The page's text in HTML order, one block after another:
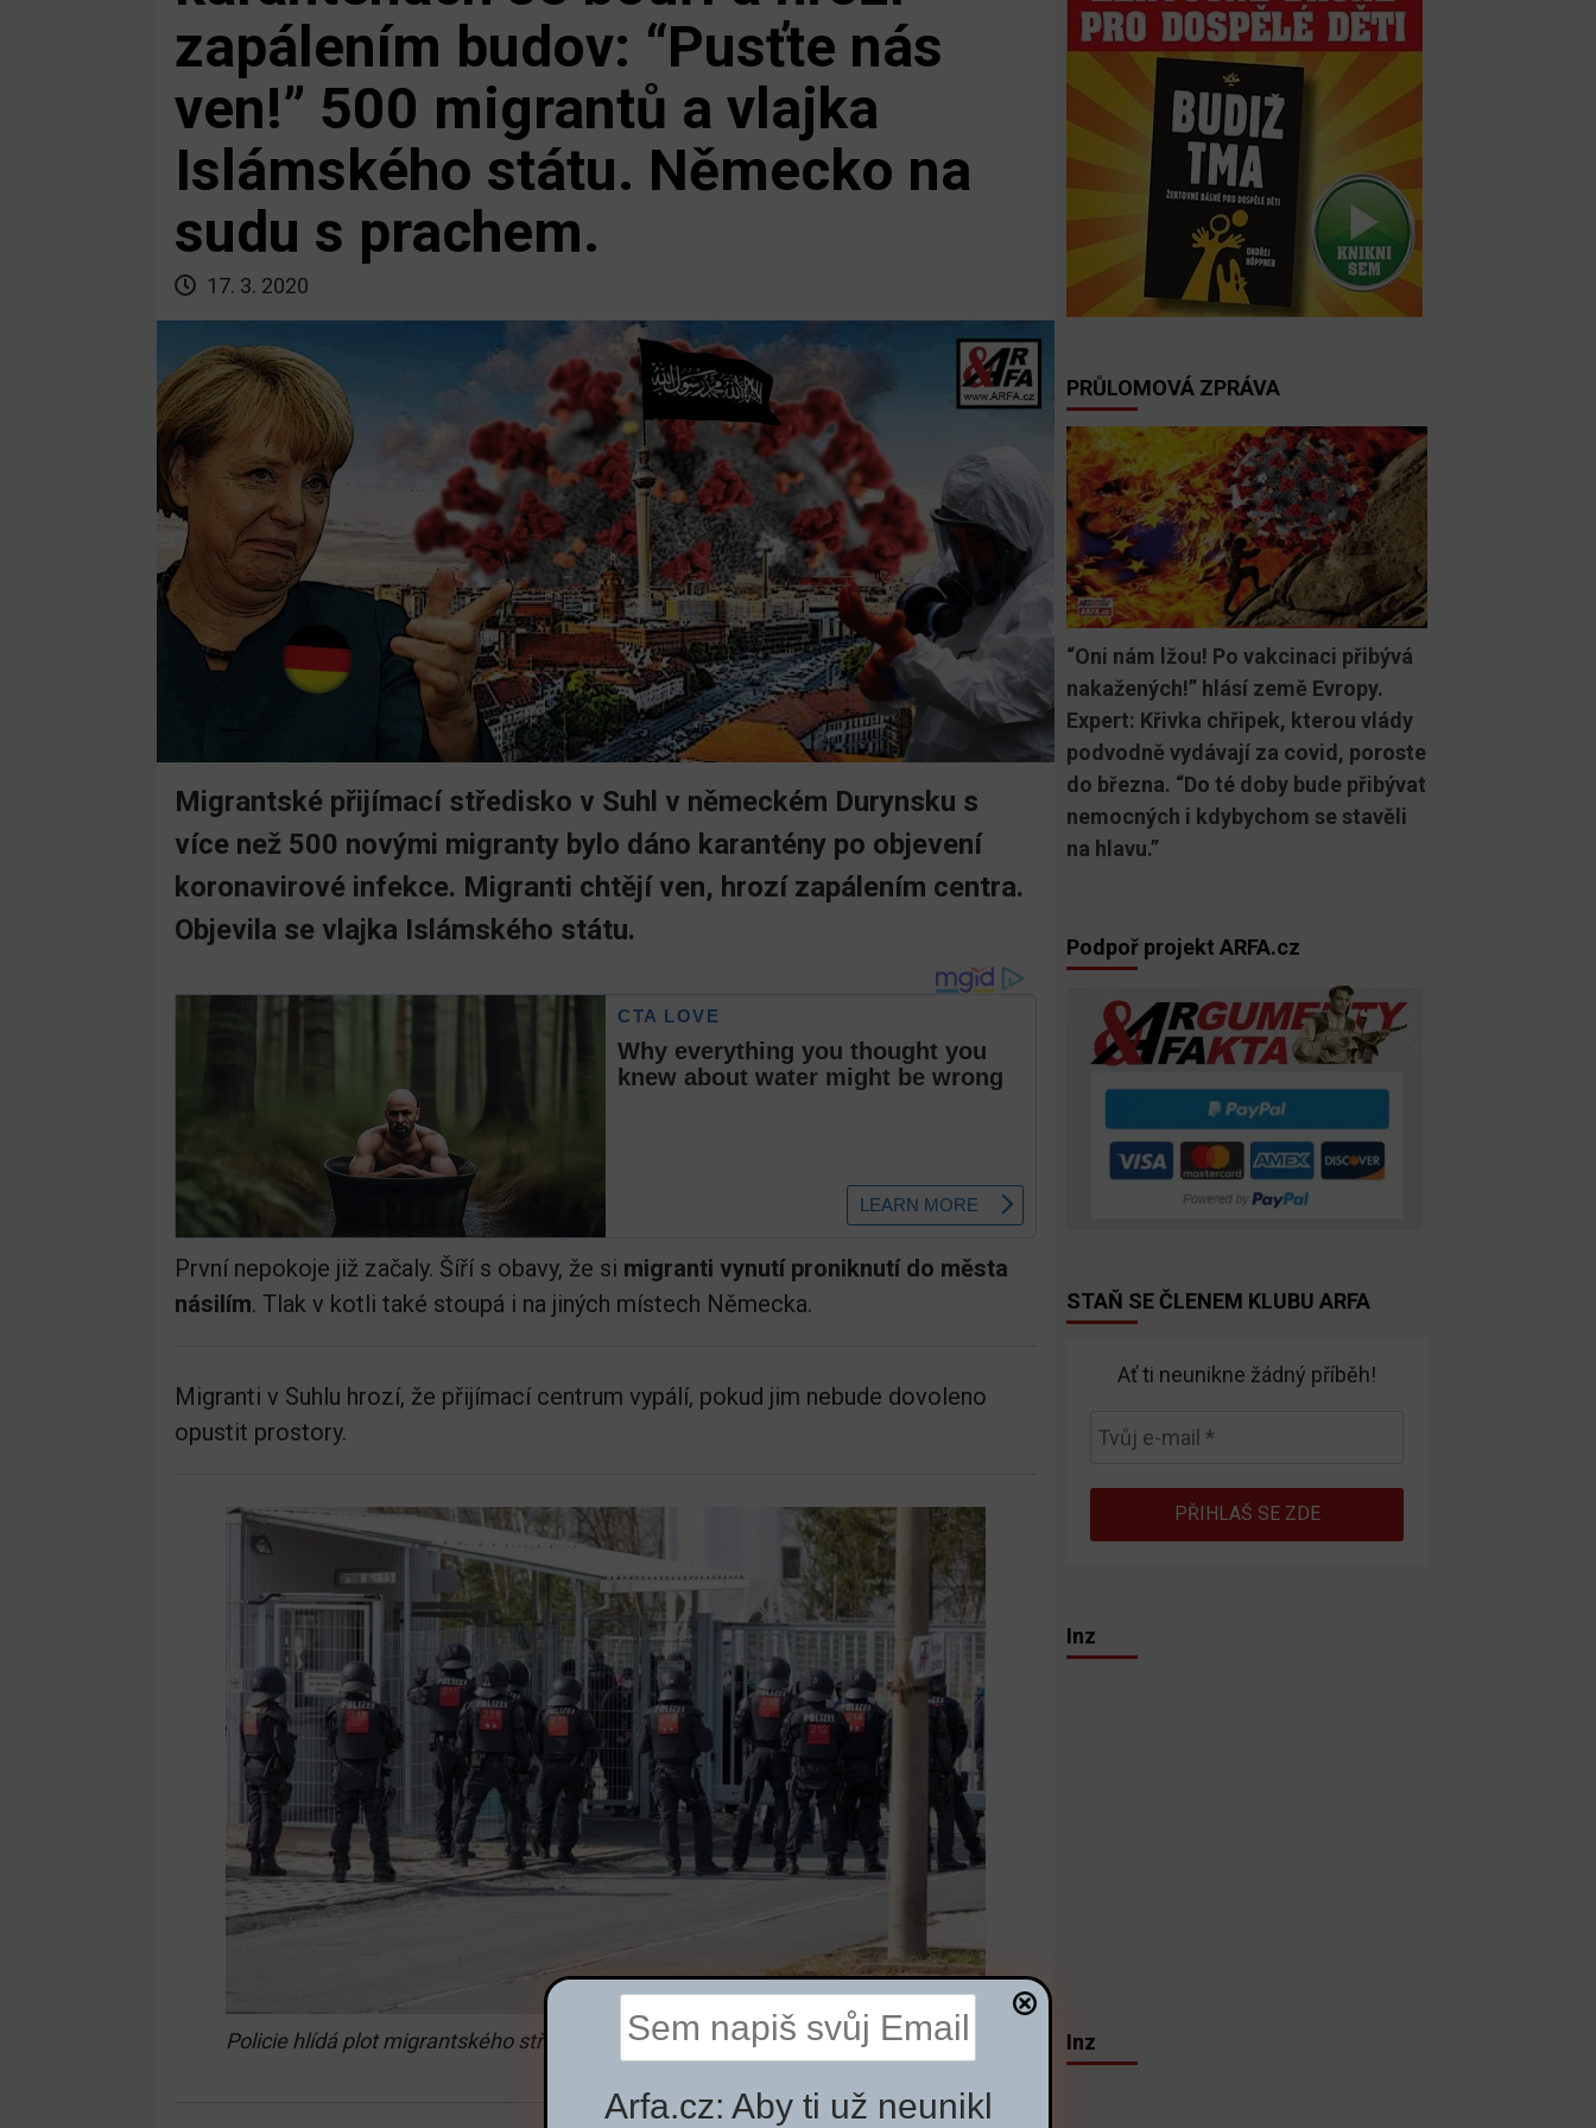
zapálením budov: “Pusťte nás
ven!” 500 migrantů a vlajka
Islámského státu. Německo na
sudu s prachem.
17. 3. 2020
Migrantské přijímací středisko v Suhl v německém Durynsku s
více než 500 novými migranty bylo dáno karantény po objevení
koronavirové infekce. Migranti chtějí ven, hrozí zapálením centra.
Objevila se vlajka Islámského státu.
První nepokoje již začaly. Šíří s obavy, že si migranti vynutí proniknutí do města
násilím. Tlak v kotli také stoupá i na jiných místech Německa.
Migranti v Suhlu hrozí, že přijímací centrum vypálí, pokud jim nebude dovoleno
opustit prostory.
Policie hlídá plot migrantského střediska v německém Suhlu (Duryňsko)
Arfa.cz: Aby ti už neunikl
PRŮLOMOVÁ ZPRÁVA
“Oni nám lžou! Po vakcinaci přibývá
nakažených!” hlásí země Evropy.
Expert: Křivka chřipek, kterou vlády
podvodně vydávají za covid, poroste
do března. “Do té doby bude přibývat
nemocných i kdybychom se stavěli
na hlavu.”
Podpoř projekt ARFA.cz
STAŇ SE ČLENEM KLUBU ARFA
Ať ti neunikne žádný příběh!
Inz
Inz